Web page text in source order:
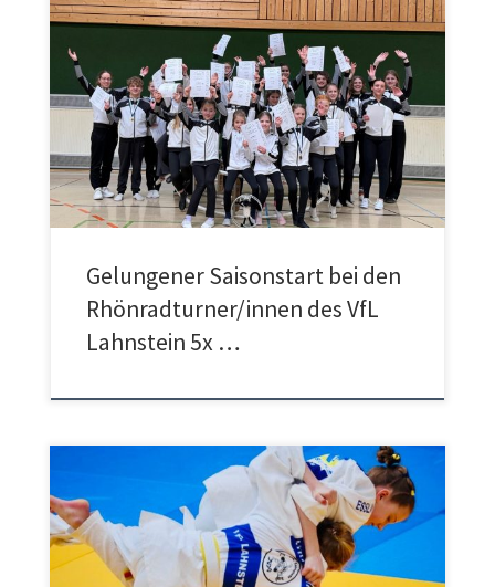
Am 01.03 startete, bei sonnigem Wetter, die Wettkampfsaison
für die Rhönradabteilung des VfL Lahnstein bei den Offenen
Gaumeisterschaften Rhein- Westerwald in Wissen. Ganz neu
im Wettkampfgeschehen sicherte sich Helena Norta in der AK
7-8 einen starken 4. Platz und musste Platz 1 nur ihrer
routinierten Vereinskollegin Johanna Schwarzwälder
überlassen. In der […]
Gelungener Saisonstart bei den
Rhönradturner/innen des VfL
Lahnstein 5x …
Am Sonntag 15.03. fand das diesjährige DJB-Sichtungsturnier
in Backnag statt. Mira Hanrath vom VfL Lahnstein durfte
aufgrund der Nominierung an diesem großen Turnier
teilnehmen. Mit viel Einsatz, starken Kämpfen und großem